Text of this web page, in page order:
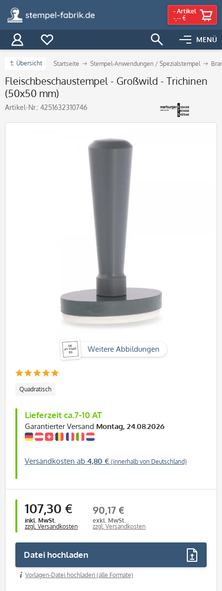
MENÜ
- Artikel
-,-- €
Übersicht Startseite Stempel-Anwendungen / Spezialstempel
Fleischbeschaustempel - Großwild - Trichinen
(50x50 mm)
Artikel-Nr.: 4251632310746
Weitere Abbildungen
Quadratisch
Lieferzeit ca.7-10 AT
Garantierter Versand Montag, 24.08.2026
Versandkosten ab 4,80 € (innerhalb von Deutschland)
107,30 €
inkl. MwSt.
zzgl. Versandkosten
90,17 €
exkl. MwSt.
zzgl. Versandkosten
Datei hochladen
Vorlagen-Datei hochladen (alle Formate)